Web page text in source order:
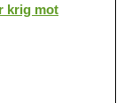
krig mot